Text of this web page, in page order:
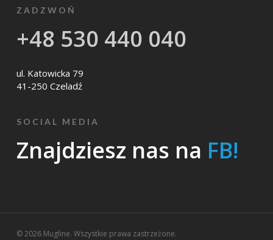
ZADZWOŃ
+48 530 440 040
ul. Katowicka 79
41-250 Czeladź
SOCIAL MEDIA
Znajdziesz nas na FB!
© 2026 Mugline. Wszystkie prawa zastrzeżone.